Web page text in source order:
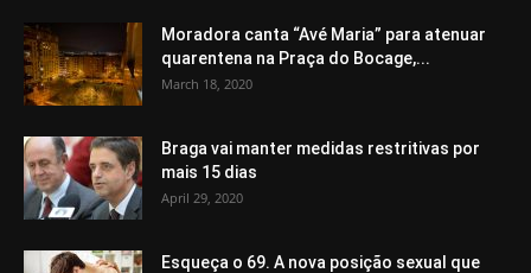
Moradora canta “Avé Maria” para atenuar
quarentena na Praça do Bocage,...
March 18, 2020
Braga vai manter medidas restritivas por
mais 15 dias
April 29, 2020
Esqueça o 69. A nova posição sexual que